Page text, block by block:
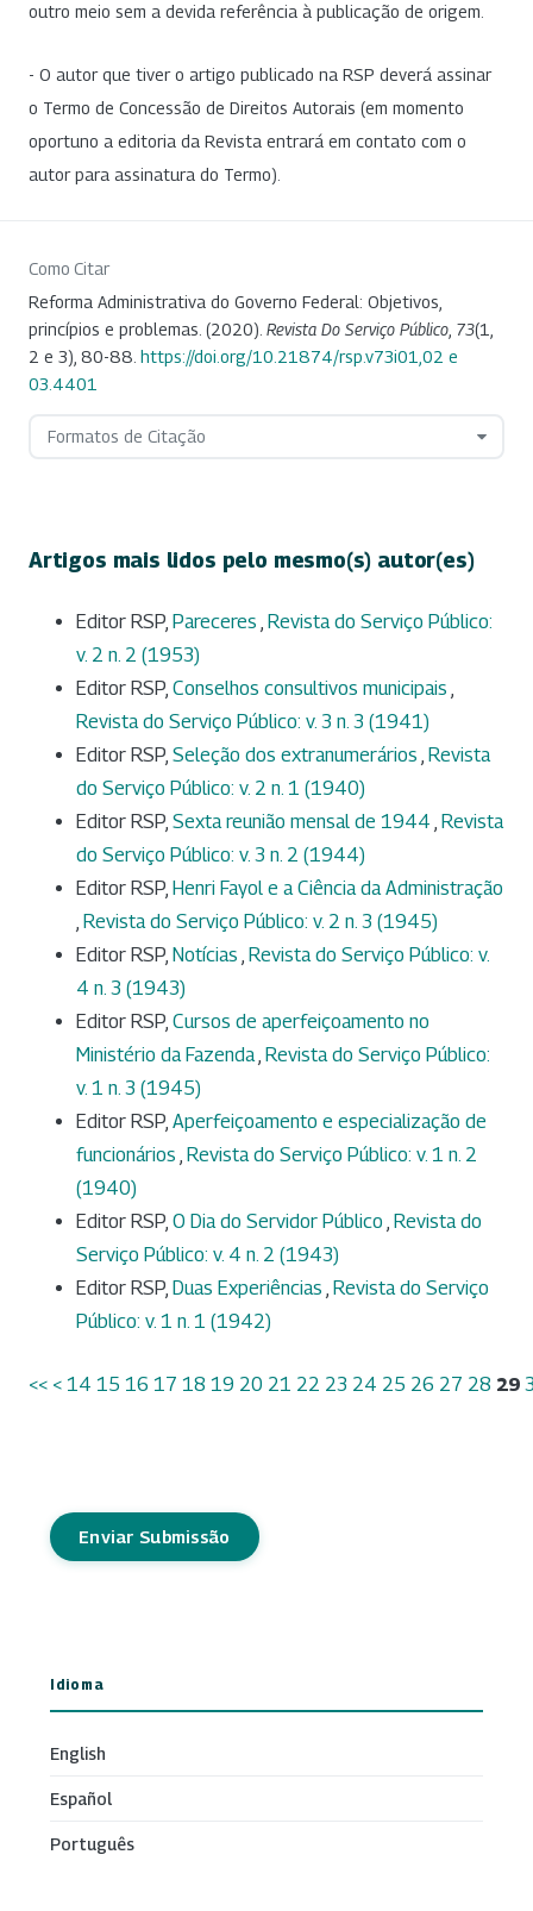
outro meio sem a devida referência à publicação de origem.
- O autor que tiver o artigo publicado na RSP deverá assinar
o Termo de Concessão de Direitos Autorais (em momento
oportuno a editoria da Revista entrará em contato com o
autor para assinatura do Termo).
Como Citar
Reforma Administrativa do Governo Federal: Objetivos,
princípios e problemas. (2020). Revista Do Serviço Público 73(1,
2 e 3), 80-88. https://doi.org/10.21874/rsp.v73i01,02 e
03.4401
Formatos de Citação
Artigos mais lidos pelo mesmo(s) autor(es)
Editor RSP, Pareceres Revista do Serviço Público:
v. 2 n. 2 (1953)
Editor RSP, Conselhos consultivos municipais
Revista do Serviço Público: v. 3 n. 3 (1941)
Editor RSP, Seleção dos extranumerários Revista
do Serviço Público: v. 2 n. 1 (1940)
Editor RSP, Sexta reunião mensal de 1944 Revista
do Serviço Público: v. 3 n. 2 (1944)
Editor RSP, Henri Fayol e a Ciência da Administração
Revista do Serviço Público: v. 2 n. 3 (1945)
Editor RSP, Notícias Revista do Serviço Público: v.
4 n. 3 (1943)
Editor RSP, Cursos de aperfeiçoamento no
Ministério da Fazenda Revista do Serviço Público:
v. 1 n. 3 (1945)
Editor RSP, Aperfeiçoamento e especialização de
funcionários Revista do Serviço Público: v. 1 n. 2
(1940)
Editor RSP, O Dia do Servidor Público Revista do
Serviço Público: v. 4 n. 2 (1943)
Editor RSP, Duas Experiências Revista do Serviço
Público: v. 1 n. 1 (1942)
<< < 14 15 16 17 18 19 20 21 22 23 24 25 26 27 28 29
Enviar Submissão
Idioma
English
Español
Português